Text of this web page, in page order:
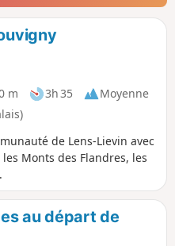
m 3h 35
Moyenne
de Lens-Lievin avec
Monts des Flandres, les
au départ de